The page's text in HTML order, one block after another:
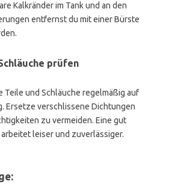
Kalkränder im Tank und an den
entfernst du mit einer Bürste
prüfen
Teile und Schläuche regelmäßig auf
Ersetze verschlissene Dichtungen
zu vermeiden. Eine gut
leiser und zuverlässiger.